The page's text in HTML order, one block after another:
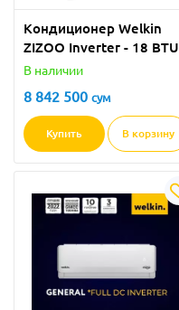
Кондиционер Welkin
ZIZOO Inverter - 18 BTU
В наличии
8 842 500 сум
Купить В корзину